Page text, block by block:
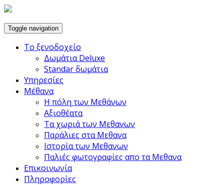
Toggle navigation
Το ξενοδοχείο
Δωμάτια Deluxe
Standar δωμάτια
Υπηρεσίες
Μέθανα
Η πόλη των Μεθάνων
Αξιοθέατα
Τα χωριά των Μεθανων
Παράλιες στα Μεθανα
Ιστορία των Μεθανων
Παλιές φωτογραφίες απο τα Μεθανα
Επικοινωνία
Πληροφορίες